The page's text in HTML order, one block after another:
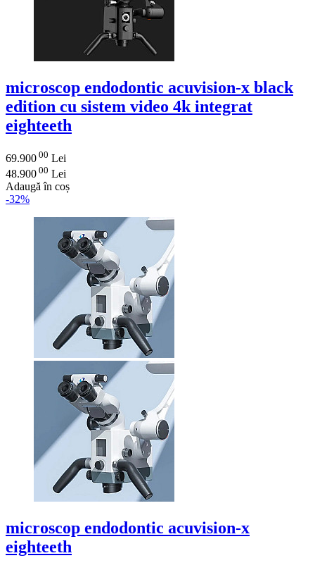
microscop endodontic acuvision-x black
edition cu sistem video 4k integrat
eighteeth
69.900 00 Lei
48.900 00 Lei
Adaugă în coș
-32%
microscop endodontic acuvision-x
eighteeth